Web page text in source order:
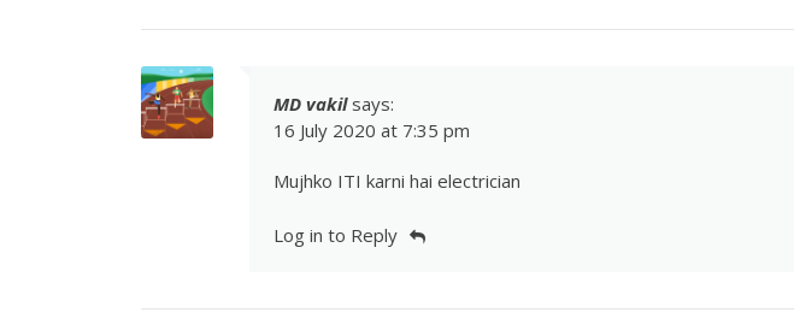
MD vakil says:
16 July 2020 at 7:35 pm
Mujhko ITI karni hai electrician
Log in to Reply